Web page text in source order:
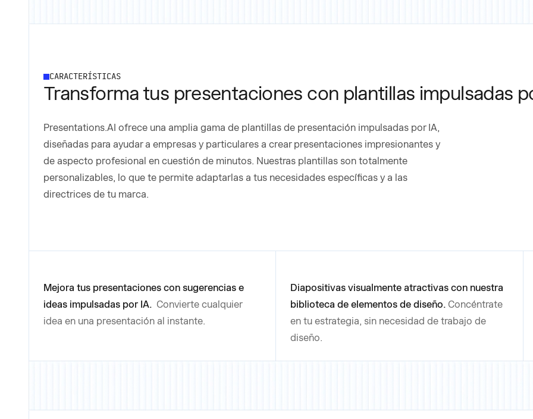
CARACTERÍSTICAS
Transforma tus presentaciones con plantillas impulsadas
Presentations.AI ofrece una amplia gama de plantillas de presentación impulsadas por IA,
diseñadas para ayudar a empresas y particulares a crear presentaciones impresionantes y
de aspecto profesional en cuestión de minutos. Nuestras plantillas son totalmente
personalizables, lo que te permite adaptarlas a tus necesidades específicas y a las
directrices de tu marca.
Mejora tus presentaciones con sugerencias e
ideas impulsadas por IA. Convierte cualquier
idea en una presentación al instante.
Diapositivas visualmente atractivas con nuestra
biblioteca de elementos de diseño. Concéntrate
en tu estrategia, sin necesidad de trabajo de
diseño.